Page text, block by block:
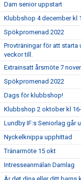
Dam senior uppstart
Klubbshop 4 december kl
Spökpromenad 2022
Provträningar för att
veckor till.
Extrainsatt årsmöte 7
Spökpromenad 2022
Dags för klubbshop!
Klubbshop 2 oktober kl
Lundby IF:s Seniorlag går
Nyckelknippa upphittad
Tränarmöte 15 okt
Intresseanmälan Damlag